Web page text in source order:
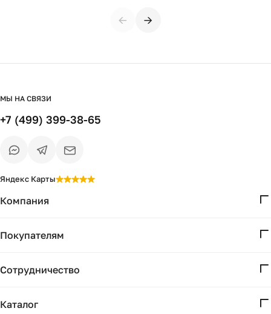
← →
Компания
Проекты
Покупателям
Доставка и оплата
Сотрудничество
Каталог
МЫ НА СВЯЗИ
+7 (499) 399-38-65
Яндекс Карты